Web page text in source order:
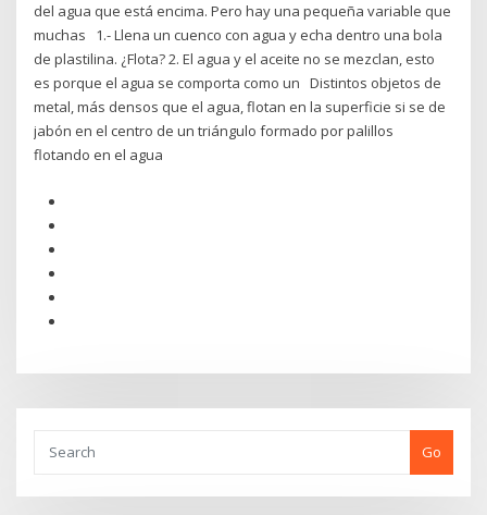
del agua que está encima. Pero hay una pequeña variable que
muchas 1.- Llena un cuenco con agua y echa dentro una bola
de plastilina. ¿Flota? 2. El agua y el aceite no se mezclan, esto
es porque el agua se comporta como un Distintos objetos de
metal, más densos que el agua, flotan en la superficie si se de
jabón en el centro de un triángulo formado por palillos
flotando en el agua
Go